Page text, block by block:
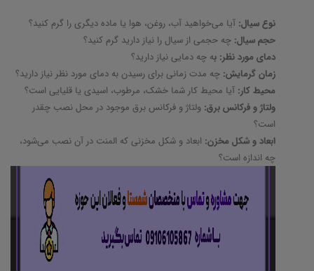
نوع سیال: آیا می‌خواهید آب، روغن، هوا یا ماده دیگری را گرم کنید؟
حجم سیال: چه حجمی از سیال را نیاز دارید گرم کنید؟
دمای مورد نظر: به چه دمایی نیاز دارید؟
زمان گرمایش: چه مدت زمانی برای رسیدن به دمای مورد نظر نیاز دارید؟
محیط کار: آیا محیط کار شما خشک، مرطوب، اسیدی یا قلیایی است؟
ولتاژ و فرکانس برق: ولتاژ و فرکانس برق موجود در محل نصب چقدر
است؟
ابعاد و شکل مخزن: ابعاد و شکل مخزنی که المنت در آن نصب می‌شود،
چه اندازه است؟